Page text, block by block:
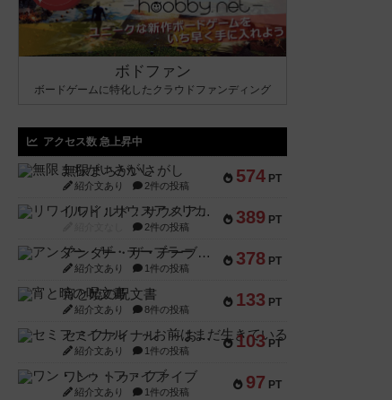
ボドファン
ボードゲームに特化したクラウドファンディング
アクセス数 急上昇中
574 PT
無限まちがいさがし
紹介文あり 2件の投稿
389 PT
リワイルド：サウスアメリカ
2件の投稿
378 PT
アンダー・ザ・テーブラー
紹介文あり 1件の投稿
133 PT
宵と暁の呪文書
紹介文あり 8件の投稿
103 PT
セミファイナル ～お前はまだ生きている～
紹介文あり 1件の投稿
97 PT
ワン・トゥ・ファイブ
紹介文あり 1件の投稿